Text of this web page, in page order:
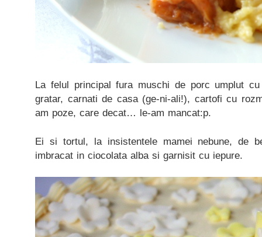
La felul principal fura muschi de porc umplut
gratar, carnati de casa (ge-ni-ali!), cartofi cu
am poze, care decat… le-am mancat:p.
Ei si tortul, la insistentele mamei nebune, de
imbracat in ciocolata alba si garnisit cu iepure.